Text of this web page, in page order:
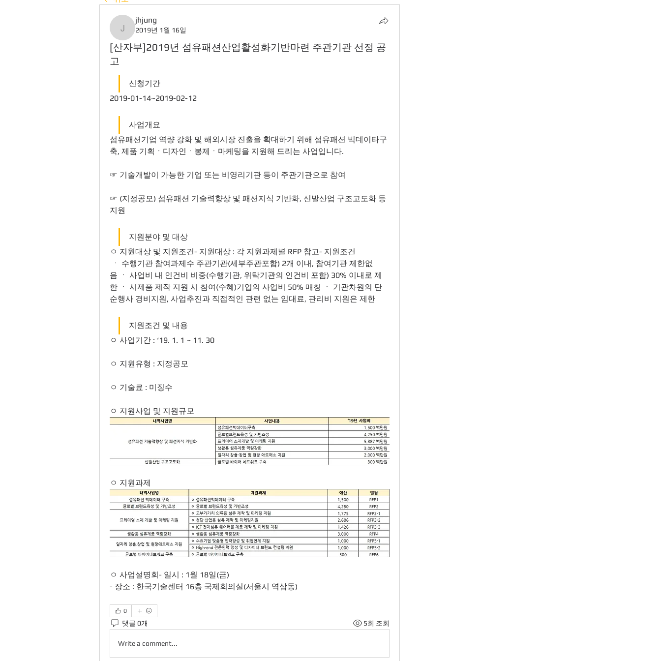
jhjung
jhjung
2019년 1월 16일
[산자부]2019년 섬유패션산업활성화기반마련 주관기관 선정 공
고
신청기간
2019-01-14~2019-02-12
사업개요
섬유패션기업 역량 강화 및 해외시장 진출을 확대하기 위해 섬유패션 빅데이타구
축, 제품 기획ㆍ디자인ㆍ봉제ㆍ마케팅을 지원해 드리는 사업입니다.
☞ 기술개발이 가능한 기업 또는 비영리기관 등이 주관기관으로 참여
☞ (지정공모) 섬유패션 기술력향상 및 패션지식 기반화, 신발산업 구조고도화 등
지원
지원분야 및 대상
ㅇ 지원대상 및 지원조건- 지원대상 : 각 지원과제별 RFP 참고- 지원조건
ㆍ 수행기관 참여과제수 주관기관(세부주관포함) 2개 이내, 참여기관 제한없
음 ㆍ 사업비 내 인건비 비중(수행기관, 위탁기관의 인건비 포함) 30% 이내로 제
한 ㆍ 시제품 제작 지원 시 참여(수혜)기업의 사업비 50% 매칭 ㆍ 기관차원의 단
순행사 경비지원, 사업추진과 직접적인 관련 없는 임대료, 관리비 지원은 제한
지원조건 및 내용
ㅇ 사업기간 : ‘19. 1. 1 ~ 11. 30
ㅇ 지원유형 : 지정공모
ㅇ 기술료 : 미징수
ㅇ 지원사업 및 지원규모
ㅇ 지원과제
ㅇ 사업설명회- 일시 : 1월 18일(금)
- 장소 : 한국기술센터 16층 국제회의실(서울시 역삼동)
0
댓글 0개 5회 조회
Write a comment...